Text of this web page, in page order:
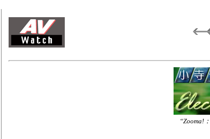
“Zooma!